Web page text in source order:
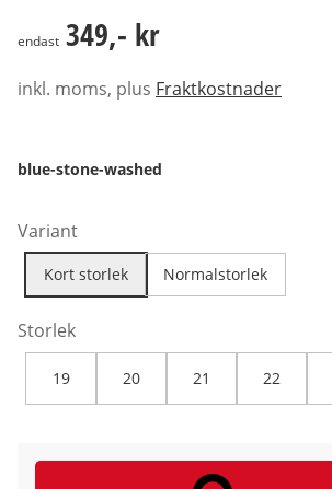
349,- kr
endast 349,- kr
inkl. moms, plus Fraktkostnader
blue-stone-washed
Variant
Kort storlek Normalstorlek
Storlek
19 20 21 22